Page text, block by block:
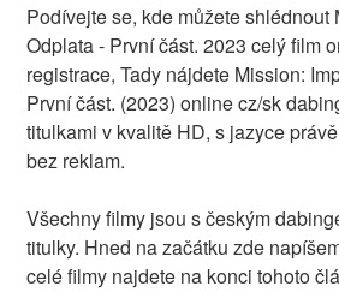
Podívejte se, kde můžete shlédnout
Odplata - První část. 2023 celý film
registrace, Tady nájdete Mission:
První část. (2023) online cz/sk
titulkami v kvalitě HD, s jazyce
bez reklam.
Všechny filmy jsou s českým
titulky. Hned na začátku zde
celé filmy najdete na konci tohoto